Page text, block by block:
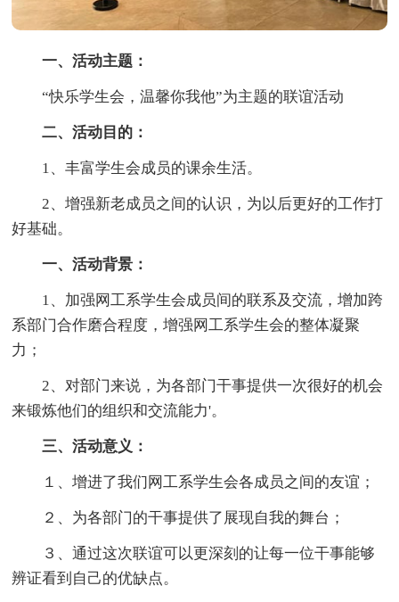
一、活动主题：
“快乐学生会，温馨你我他”为主题的联谊活动
二、活动目的：
1、丰富学生会成员的课余生活。
2、增强新老成员之间的认识，为以后更好的工作打
好基础。
一、活动背景：
1、加强网工系学生会成员间的联系及交流，增加跨
系部门合作磨合程度，增强网工系学生会的整体凝聚
力；
2、对部门来说，为各部门干事提供一次很好的机会
来锻炼他们的组织和交流能力'。
三、活动意义：
１、增进了我们网工系学生会各成员之间的友谊；
２、为各部门的干事提供了展现自我的舞台；
３、通过这次联谊可以更深刻的让每一位干事能够
辨证看到自己的优缺点。